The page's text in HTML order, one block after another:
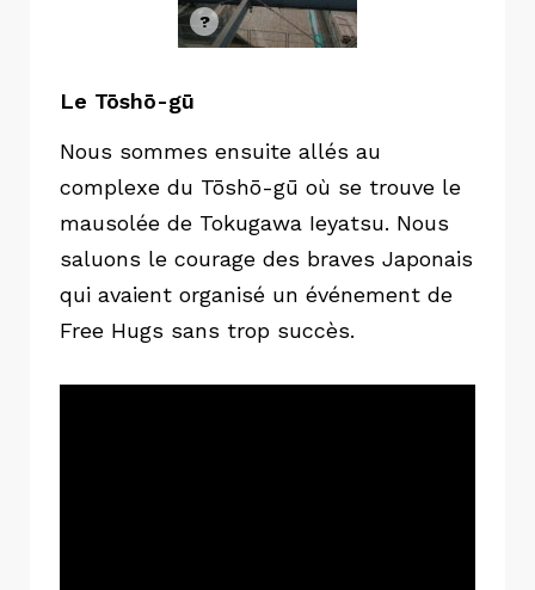
Le Tōshō-gū
Nous sommes ensuite allés au
complexe du Tōshō-gū où se trouve le
mausolée de Tokugawa Ieyatsu. Nous
saluons le courage des braves Japonais
qui avaient organisé un événement de
Free Hugs sans trop succès.